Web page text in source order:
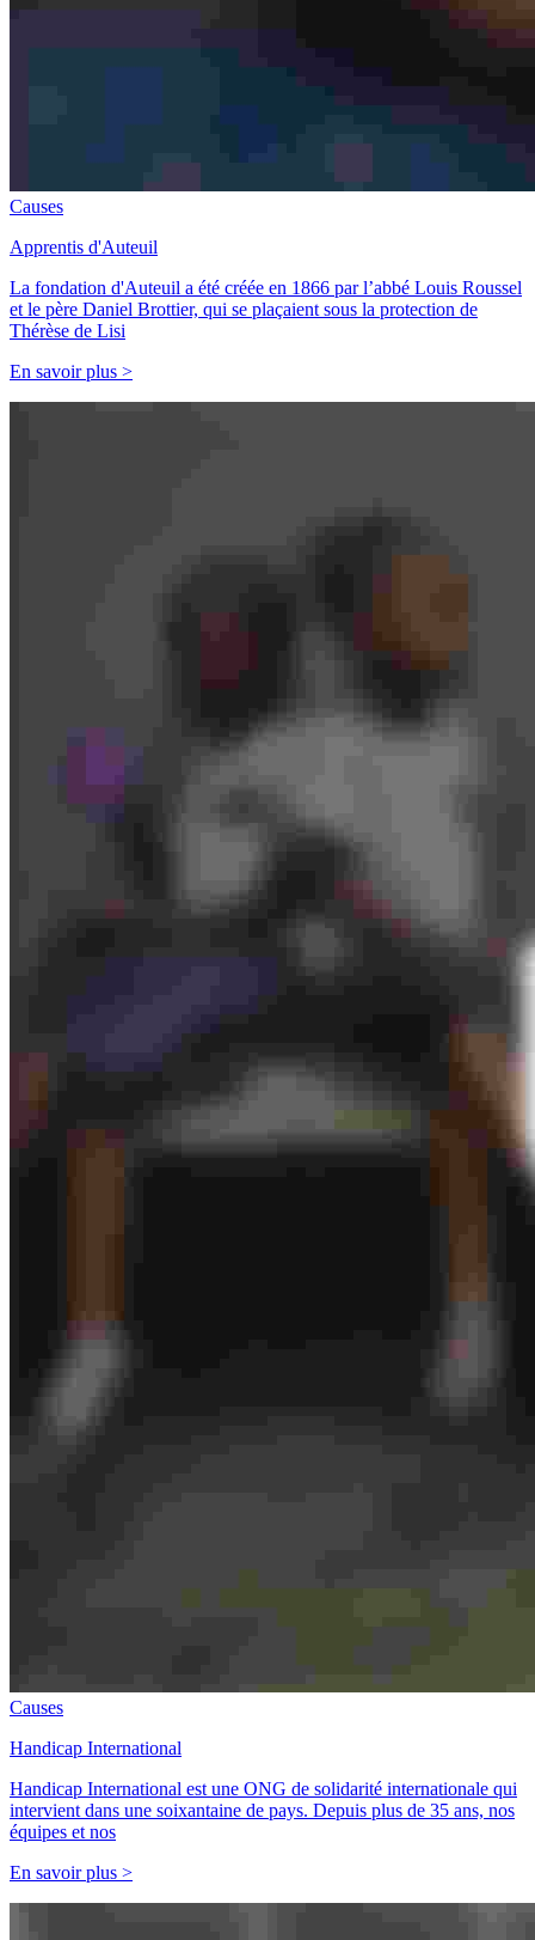
Causes
Apprentis d'Auteuil
La fondation d'Auteuil a été créée en 1866 par l’abbé Louis Roussel
et le père Daniel Brottier, qui se plaçaient sous la protection de
Thérèse de Lisi
En savoir plus >
Causes
Handicap International
Handicap International est une ONG de solidarité internationale qui
intervient dans une soixantaine de pays. Depuis plus de 35 ans, nos
équipes et nos
En savoir plus >